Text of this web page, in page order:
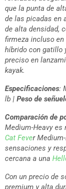
once anillas de
reforzado,
que la punta de
de las picadas en
de alta densidad,
firmeza incluso en
híbrido con gatillo
kayak.
lb |Peso de
Comparación de
Medium-Heavy
Cat Feve r
cercana a una